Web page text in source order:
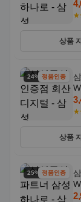
상품
24% 할인정품인증
상품
25% 할인정품인증